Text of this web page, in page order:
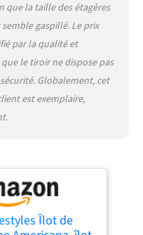
que la taille des étagères
gaspillé. Le prix
par la qualité et
le tiroir ne dispose pas
Globalement, cet
est exemplaire,
Îlot de